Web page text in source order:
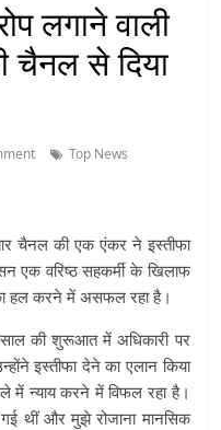
लगाने वाली
चैनल से दिया
Top News
चैनल की एक एंकर ने इस्तीफा
एक वरिष्ठ सहकर्मी के खिलाफ
हल करने में असफल रहा है।
की शुरूआत में अधिकारी पर
इस्तीफा देने का एलान किया
में न्याय करने में विफल रहा है।
थीं और मुझे रोजाना मानसिक